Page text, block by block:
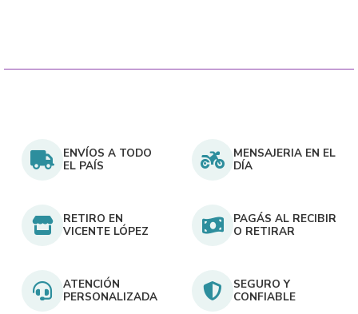
del
ENVÍOS A TODO
EL PAÍS
MENSAJERIA EN EL
DÍA
RETIRO EN
VICENTE LÓPEZ
PAGÁS AL RECIBIR
O RETIRAR
ATENCIÓN
PERSONALIZADA
SEGURO Y
CONFIABLE